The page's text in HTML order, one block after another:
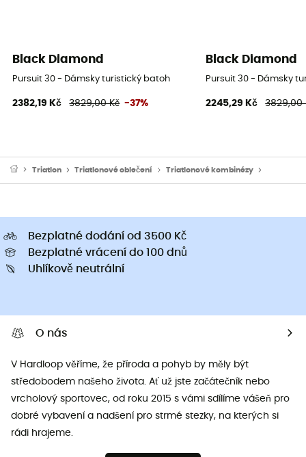
Black Diamond
Pursuit 30 - Dámsky turistický batoh
2382,19 Kč 3829,00 Kč -37%
Black Diamond
Pursuit 30 - Dámsky
2245,29 Kč 3829,00
Triatlon Triatlonové oblečení Triatlonové kombinézy
Bezplatné dodání od 3500 Kč
Bezplatné vrácení do 100 dnů
Uhlíkově neutrální
O nás
V Hardloop věříme, že příroda a pohyb by měly být
středobodem našeho života. Ať už jste začátečník nebo
vrcholový sportovec, od roku 2015 s vámi sdílíme vášeň pro
dobré vybavení a nadšení pro strmé stezky, na kterých si
rádi hrajeme.